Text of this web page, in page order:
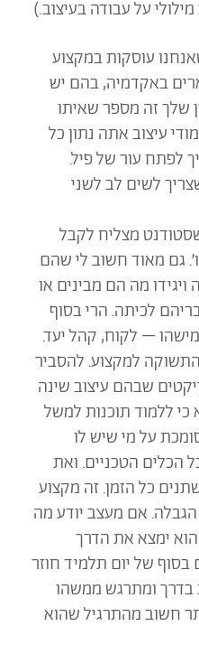
על עבודה בעיצוב.)
עוסקות במקצוע
באקדמיה, בהם יש
שלך זה מספר שאיתו
עיצוב אתה נתון כל
לפתח עור של פיל.
לשים לב לשני
מצליח לקבל
גם מאוד חשוב לי שהם
ויגידו מה הם מבינים או
לכיתה. הרי בסוף
– לקוח, קהל יעד.
למקצוע. להסביר
שבהם עיצוב שינה
כי ללמוד תוכנות למשל
על מי שיש לו
הכלים הטכניים. ואת
כל הזמן. זה מקצוע
אם מעצב יודע מה
ימצא את הדרך
של יום תלמיד חוזר
ומתרגש ממשהו
חשוב מהתרגיל שהוא